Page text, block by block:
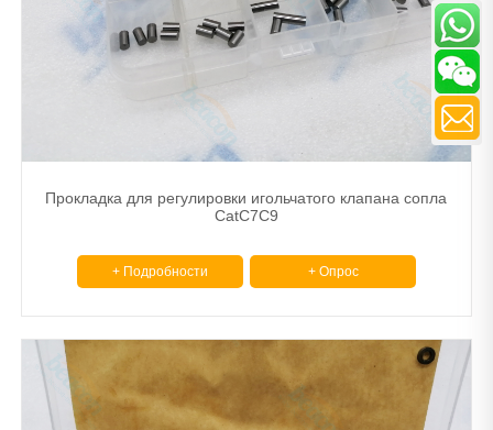
Прокладка для регулировки игольчатого клапана сопла
CatC7C9
+ Подробности + Опрос